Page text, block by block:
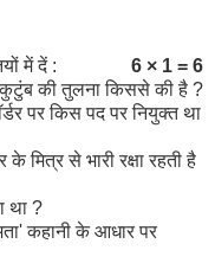
में दें :
6 × 1 = 6
कुटुंब की तुलना किससे की है ?
पर किस पद पर नियुक्त था
मित्र से भारी रक्षा रहती है
था ?
कहानी के आधार पर